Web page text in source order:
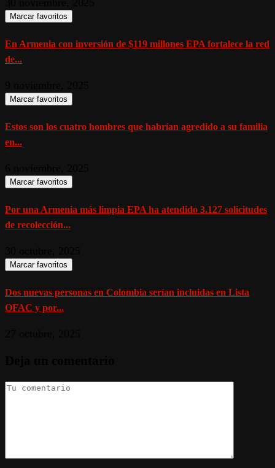
Marcar favoritos
En Armenia con inversión de $119 millones EPA fortalece la red
de...
Marcar favoritos
Estos son los cuatro hombres que habrían agredido a su familia
en...
Marcar favoritos
Por una Armenia más limpia EPA ha atendido 3.127 solicitudes
de recolección...
Marcar favoritos
Dos nuevas personas en Colombia serían incluidas en Lista
OFAC y por...